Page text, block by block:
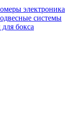
электроника
системы
бокса